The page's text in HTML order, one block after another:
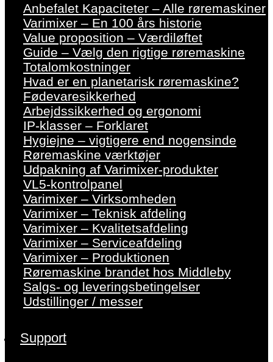
Anbefalet Kapaciteter – Alle røremaskiner
Varimixer – En 100 års historie
Value proposition – Værdiløftet
Guide – Vælg den rigtige røremaskine
Totalomkostninger
Hvad er en planetarisk røremaskine?
Fødevaresikkerhed
Arbejdssikkerhed og ergonomi
IP-klasser – Forklaret
Hygiejne – vigtigere end nogensinde
Røremaskine værktøjer
Udpakning af Varimixer-produkter
VL5-kontrolpanel
Varimixer – Virksomheden
Varimixer – Teknisk afdeling
Varimixer – Kvalitetsafdeling
Varimixer – Serviceafdeling
Varimixer – Produktionen
Røremaskine brandet hos Middleby
Salgs- og leveringsbetingelser
Udstillinger / messer
Support